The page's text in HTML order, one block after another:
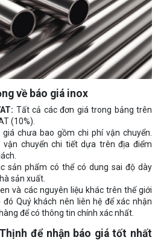
về báo giá inox
Tất cả các đơn giá trong bảng trên
(10%).
giá chưa bao gồm chi phí vận chuyển.
vận chuyển chi tiết dựa trên địa điểm
sản phẩm có thể có dung sai độ dày
sản xuất.
và các nguyên liệu khác trên thế giới
đó Quý khách nên liên hệ để xác nhận
để có thông tin chính xác nhất.
để nhận báo giá tốt nhất